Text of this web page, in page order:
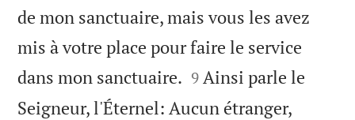
de mon sanctuaire, mais vous les avez
mis à votre place pour faire le service
dans mon sanctuaire. 

9 Ainsi parle le
Seigneur, l'Éternel: Aucun étranger,